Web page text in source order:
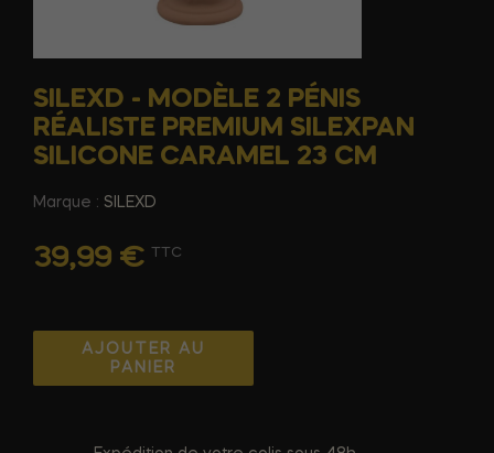
SILEXD - MODÈLE 2 PÉNIS
RÉALISTE PREMIUM SILEXPAN
SILICONE CARAMEL 23 CM
Marque : SILEXD
39,99 € TTC
AJOUTER AU
PANIER